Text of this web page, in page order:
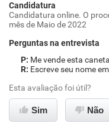
Candidatura
Candidatura online. O
mês de Maio de 2022
Perguntas na entrevista
Me vende esta caneta
Escreve seu nome
Esta avaliação foi útil?
Sim Não